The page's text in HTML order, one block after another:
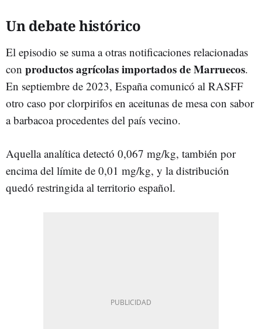
Un debate histórico
El episodio se suma a otras notificaciones relacionadas
con productos agrícolas importados de Marruecos.
En septiembre de 2023, España comunicó al RASFF
otro caso por clorpirifos en aceitunas de mesa con sabor
a barbacoa procedentes del país vecino.
Aquella analítica detectó 0,067 mg/kg, también por
encima del límite de 0,01 mg/kg, y la distribución
quedó restringida al territorio español.